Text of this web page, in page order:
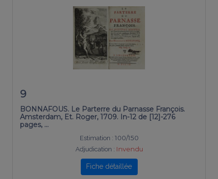
9
BONNAFOUS. Le Parterre du Parnasse François.
Amsterdam, Et. Roger, 1709. In-12 de [12]-276
pages, …
Estimation : 100/150
Adjudication : Invendu
Fiche détaillée